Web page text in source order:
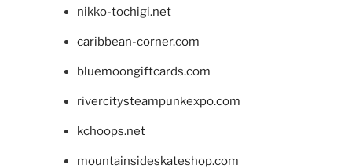
nikko-tochigi.net
caribbean-corner.com
bluemoongiftcards.com
rivercitysteampunkexpo.com
kchoops.net
mountainsideskateshop.com